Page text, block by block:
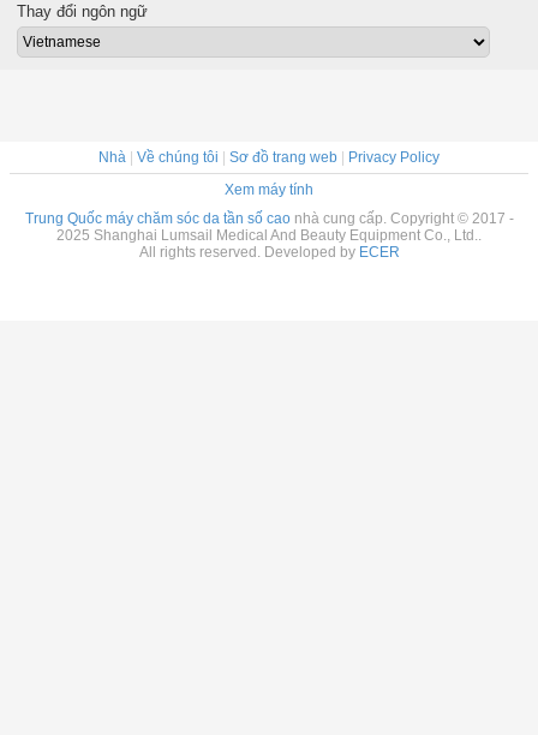
Thay đổi ngôn ngữ
Nhà | Về chúng tôi | Sơ đồ trang web | Privacy Policy
Xem máy tính
Trung Quốc máy chăm sóc da tần số caonhà cung cấp. Copyright © 2017 -
2025 Shanghai Lumsail Medical And Beauty Equipment Co., Ltd..
All rights reserved. Developed by ECER